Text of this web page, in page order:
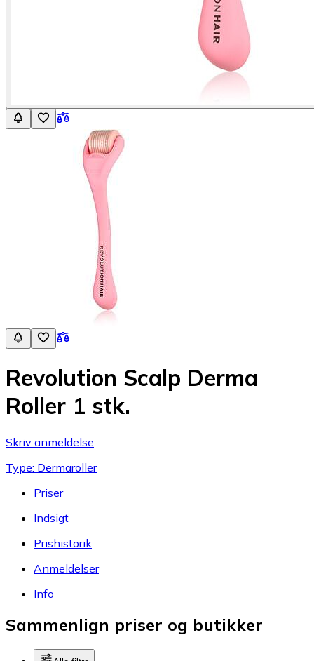
Revolution Scalp Derma
Roller 1 stk.
Skriv anmeldelse
Type: Dermaroller
Priser
Indsigt
Prishistorik
Anmeldelser
Info
Sammenlign priser og butikker